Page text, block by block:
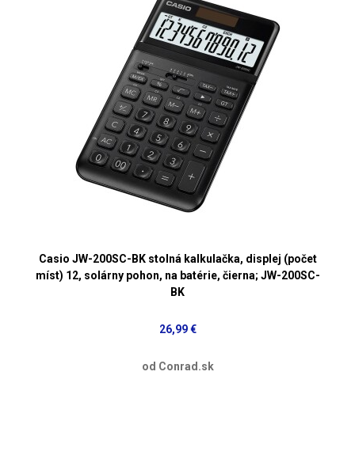
Casio JW-200SC-BK stolná kalkulačka, displej (počet
míst) 12, solárny pohon, na batérie, čierna; JW-200SC-
BK
26,99 €
od Conrad.sk